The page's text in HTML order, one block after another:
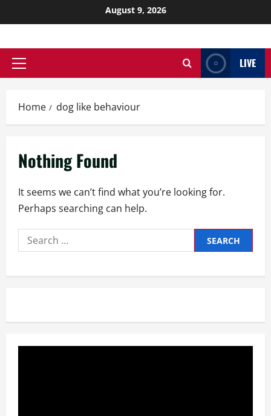
August 9, 2026
LIVE
Home dog like behaviour
Nothing Found
It seems we can’t find what you’re looking for.
Perhaps searching can help.